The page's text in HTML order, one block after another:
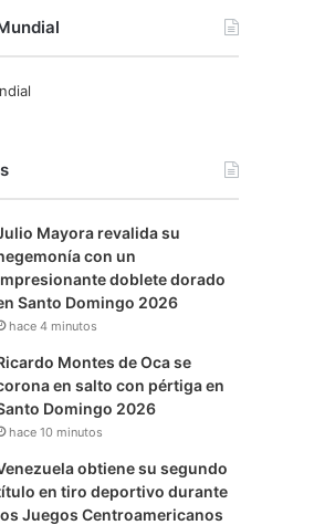
u
e
r
a
m
a
m
Mayora revalida su
con un
doblete dorado
Santo Domingo 2026
hace 4 minutos
Montes de Oca se
en salto con pértiga en
Domingo 2026
hace 10 minutos
obtiene su segundo
en tiro deportivo durante
Juegos Centroamericanos